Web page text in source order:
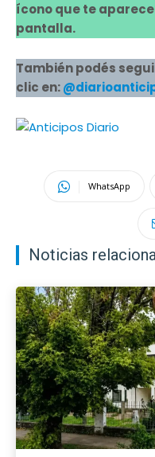
ícono que te
pantalla.
También podés
clic en:
WhatsApp
Noticias